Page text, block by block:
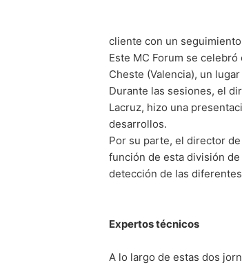
cliente con un
Este MC Forum se
Cheste (Valencia), un
Durante las sesiones, el
Lacruz, hizo una
desarrollos.
Por su parte, el director
función de esta división
detección de las
Expertos técnicos
A lo largo de estas dos